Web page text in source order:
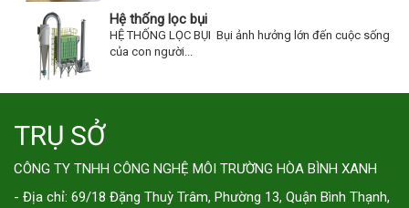
Hệ thống lọc bụi
HỆ THỐNG LỌC BỤI Bụi ảnh hưởng lớn đến cuộc sống
của con người...
TRỤ SỞ
CÔNG TY TNHH CÔNG NGHỆ MÔI TRƯỜNG HÒA BÌNH XANH
- Địa chỉ: 69/18 Đặng Thuỳ Trâm, Phường 13, Quận Bình Thạnh,